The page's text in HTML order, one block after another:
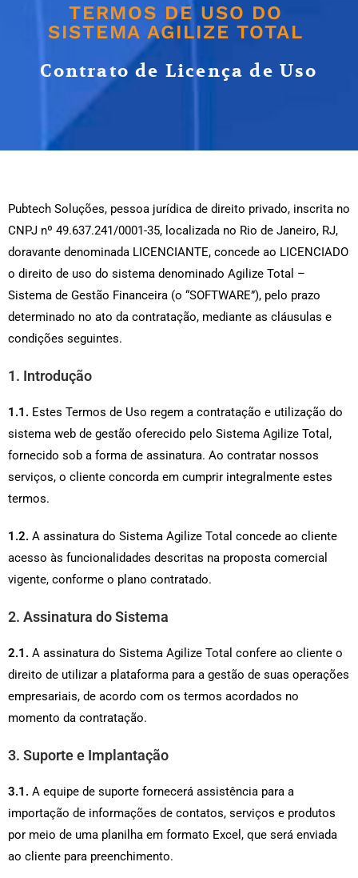
TERMOS DE USO DO
SISTEMA AGILIZE TOTAL
Contrato de Licença de Uso
Pubtech Soluções, pessoa jurídica de direito privado, inscrita no
CNPJ nº 49.637.241/0001-35, localizada no Rio de Janeiro, RJ,
doravante denominada LICENCIANTE, concede ao LICENCIADO
o direito de uso do sistema denominado Agilize Total –
Sistema de Gestão Financeira (o “SOFTWARE”), pelo prazo
determinado no ato da contratação, mediante as cláusulas e
condições seguintes.
1. Introdução
1.1. Estes Termos de Uso regem a contratação e utilização do
sistema web de gestão oferecido pelo Sistema Agilize Total,
fornecido sob a forma de assinatura. Ao contratar nossos
serviços, o cliente concorda em cumprir integralmente estes
termos.
1.2. A assinatura do Sistema Agilize Total concede ao cliente
acesso às funcionalidades descritas na proposta comercial
vigente, conforme o plano contratado.
2. Assinatura do Sistema
2.1. A assinatura do Sistema Agilize Total confere ao cliente o
direito de utilizar a plataforma para a gestão de suas operações
empresariais, de acordo com os termos acordados no
momento da contratação.
3. Suporte e Implantação
3.1. A equipe de suporte fornecerá assistência para a
importação de informações de contatos, serviços e produtos
por meio de uma planilha em formato Excel, que será enviada
ao cliente para preenchimento.